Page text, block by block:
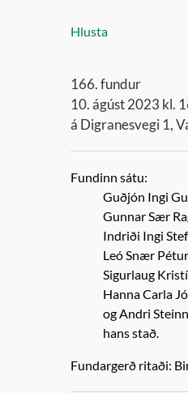
Hlusta
166. fundur
10. ágúst 2023 kl.
á Digranesvegi 1,
Fundinn sátu:
Guðjón Ingi
Gunnar Sær
Indriði Ingi
Leó Snær
Sigurlaug
Hanna Carla
ogAndri
hans stað.
Fundargerð ritaði: